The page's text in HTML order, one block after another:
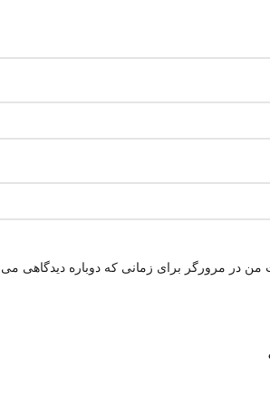
من در مرورگر برای زمانی که دوباره دیدگاهی